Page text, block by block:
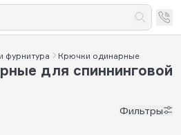
фурнитура Крючки одинарные
для спиннинговой
Фильтры